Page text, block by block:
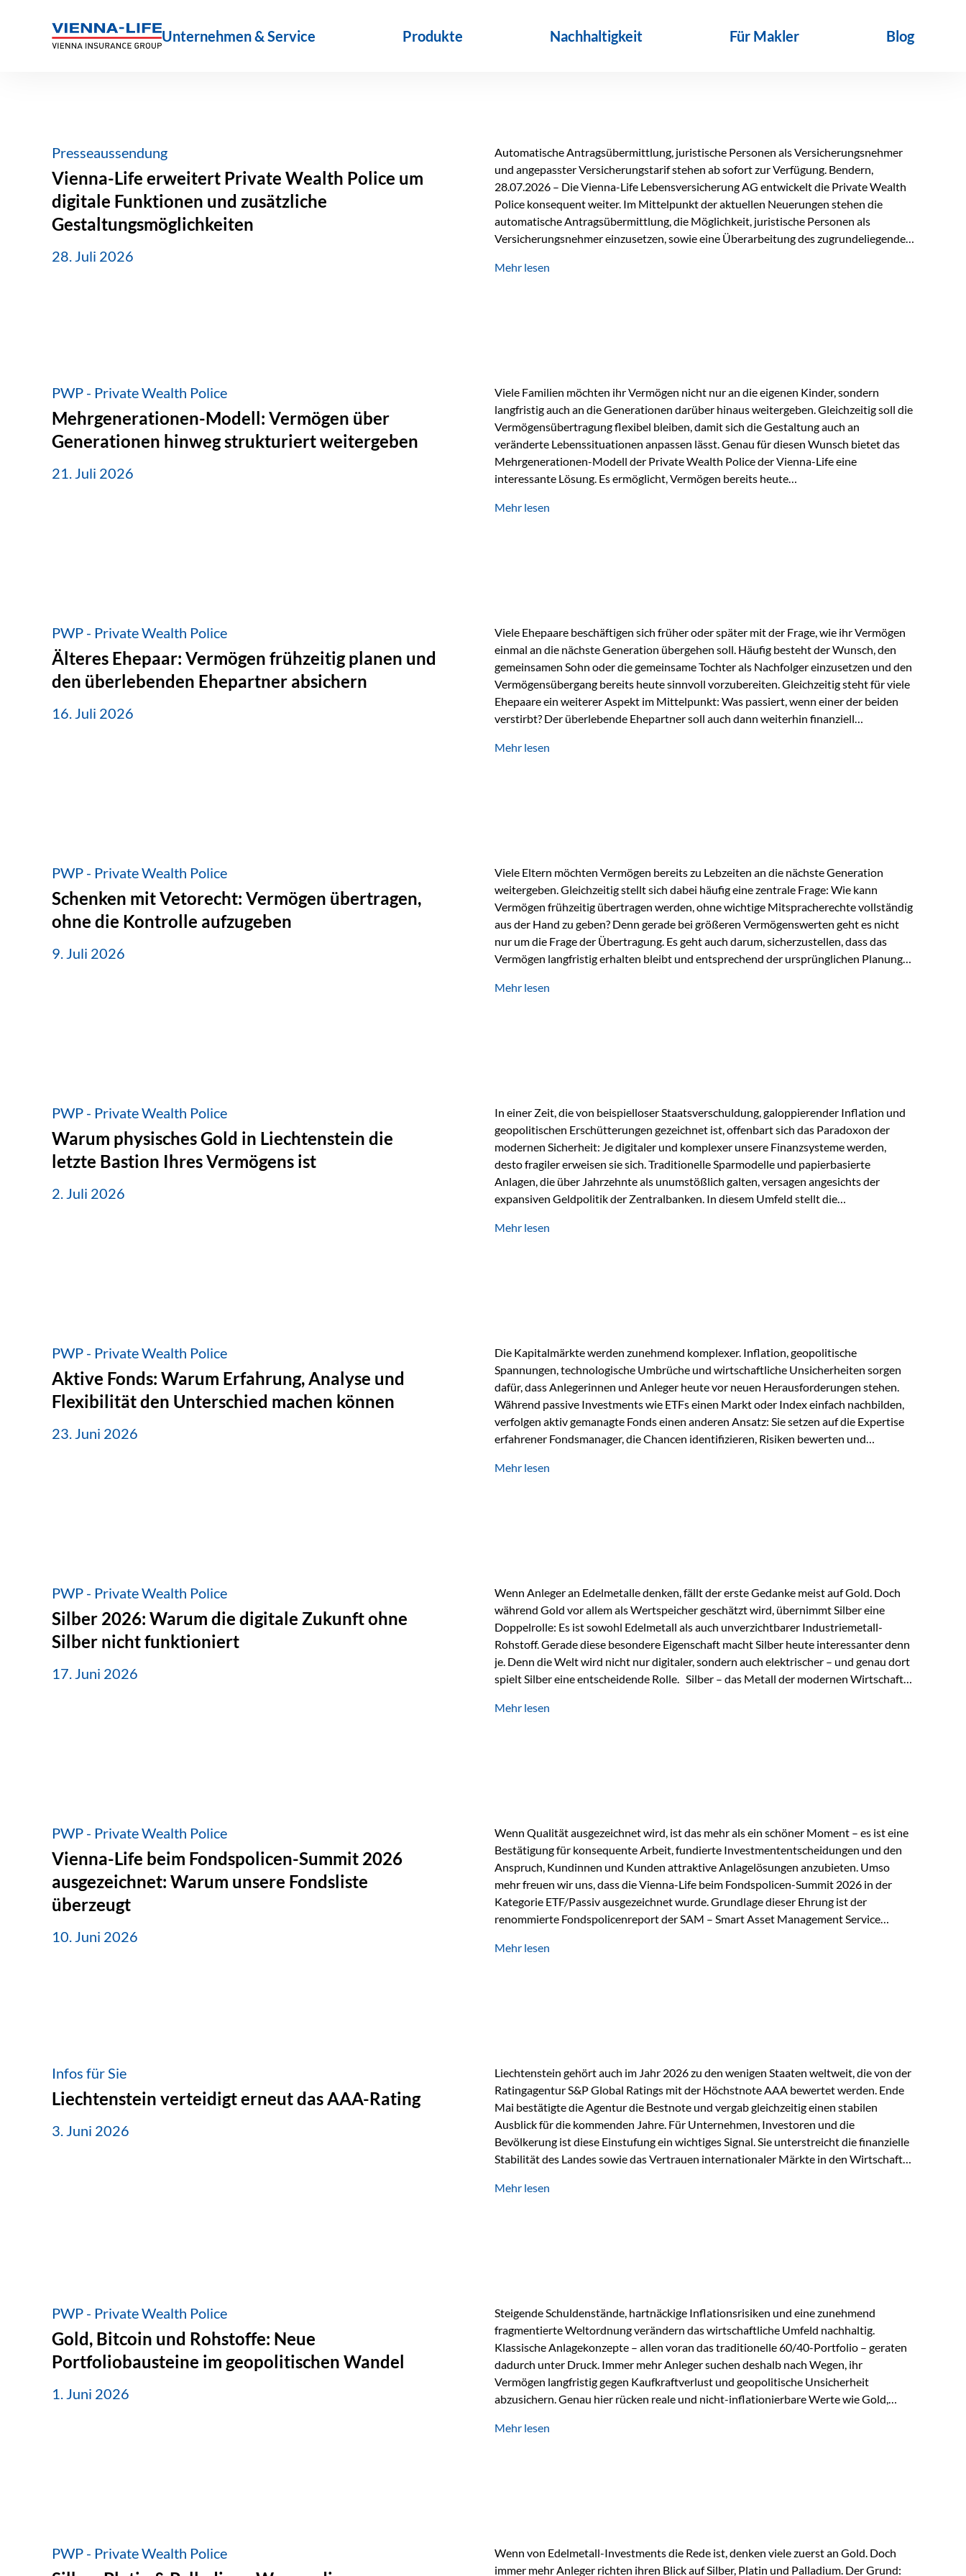
Unternehmen & Service Produkte Nachhaltigkeit Für Makler Blog
Presseaussendung
Vienna-Life erweitert Private Wealth Police um
digitale Funktionen und zusätzliche
Gestaltungsmöglichkeiten
28. Juli 2026
Automatische Antragsübermittlung, juristische Personen als Versicherungsnehmer
und angepasster Versicherungstarif stehen ab sofort zur Verfügung. Bendern,
28.07.2026 – Die Vienna-Life Lebensversicherung AG entwickelt die Private Wealth
Police konsequent weiter. Im Mittelpunkt der aktuellen Neuerungen stehen die
automatische Antragsübermittlung, die Möglichkeit, juristische Personen als
Versicherungsnehmer einzusetzen, sowie eine Überarbeitung des zugrundeliegenden
Abwicklung für Vertriebspartner deutlich effizienter gestaltet. Anträge werden direkt
Mehr lesen
PWP - Private Wealth Police
Mehrgenerationen-Modell: Vermögen über
Generationen hinweg strukturiert weitergeben
21. Juli 2026
Viele Familien möchten ihr Vermögen nicht nur an die eigenen Kinder, sondern
langfristig auch an die Generationen darüber hinaus weitergeben. Gleichzeitig soll die
Vermögensübertragung flexibel bleiben, damit sich die Gestaltung auch an
veränderte Lebenssituationen anpassen lässt. Genau für diesen Wunsch bietet das
Mehrgenerationen-Modell der Private Wealth Police der Vienna-Life eine
interessante Lösung. Es ermöglicht, Vermögen bereits heute
Ausgangssituation Stellen Sie sich folgende Familie vor: Die Großeltern haben über
Mehr lesen
PWP - Private Wealth Police
Älteres Ehepaar: Vermögen frühzeitig planen und
den überlebenden Ehepartner absichern
16. Juli 2026
Viele Ehepaare beschäftigen sich früher oder später mit der Frage, wie ihr Vermögen
einmal an die nächste Generation übergehen soll. Häufig besteht der Wunsch, den
gemeinsamen Sohn oder die gemeinsame Tochter als Nachfolger einzusetzen und den
Vermögensübergang bereits heute sinnvoll vorzubereiten. Gleichzeitig steht für viele
Ehepaare ein weiterer Aspekt im Mittelpunkt: Was passiert, wenn einer der beiden
verstirbt? Der überlebende Ehepartner soll auch dann weiterhin finanziell
können. Genau für diese Ausgangssituation bietet die Private Wealth Police der
Mehr lesen
PWP - Private Wealth Police
Schenken mit Vetorecht: Vermögen übertragen,
ohne die Kontrolle aufzugeben
9. Juli 2026
Viele Eltern möchten Vermögen bereits zu Lebzeiten an die nächste Generation
weitergeben. Gleichzeitig stellt sich dabei häufig eine zentrale Frage: Wie kann
Vermögen frühzeitig übertragen werden, ohne wichtige Mitspracherechte vollständig
aus der Hand zu geben? Denn gerade bei größeren Vermögenswerten geht es nicht
nur um die Frage der Übertragung. Es geht auch darum, sicherzustellen, dass das
Vermögen langfristig erhalten bleibt und entsprechend der ursprünglichen Planung
Ein Vater schenkt seiner Tochter einen Teil seines Vermögens. Einige Jahre später
Mehr lesen
PWP - Private Wealth Police
Warum physisches Gold in Liechtenstein die
letzte Bastion Ihres Vermögens ist
2. Juli 2026
In einer Zeit, die von beispielloser Staatsverschuldung, galoppierender Inflation und
geopolitischen Erschütterungen gezeichnet ist, offenbart sich das Paradoxon der
modernen Sicherheit: Je digitaler und komplexer unsere Finanzsysteme werden,
desto fragiler erweisen sie sich. Traditionelle Sparmodelle und papierbasierte
Anlagen, die über Jahrzehnte als unumstößlich galten, versagen angesichts der
expansiven Geldpolitik der Zentralbanken. In diesem Umfeld stellt die
die modernste und strategisch klügste Antwort auf globale Instabilität. Physische
Mehr lesen
PWP - Private Wealth Police
Aktive Fonds: Warum Erfahrung, Analyse und
Flexibilität den Unterschied machen können
23. Juni 2026
Die Kapitalmärkte werden zunehmend komplexer. Inflation, geopolitische
Spannungen, technologische Umbrüche und wirtschaftliche Unsicherheiten sorgen
dafür, dass Anlegerinnen und Anleger heute vor neuen Herausforderungen stehen.
Während passive Investments wie ETFs einen Markt oder Index einfach nachbilden,
verfolgen aktiv gemanagte Fonds einen anderen Ansatz: Sie setzen auf die Expertise
erfahrener Fondsmanager, die Chancen identifizieren, Risiken bewerten und
geprägt ist, kann diese aktive Herangehensweise einen entscheidenden Mehrwert
Mehr lesen
PWP - Private Wealth Police
Silber 2026: Warum die digitale Zukunft ohne
Silber nicht funktioniert
17. Juni 2026
Wenn Anleger an Edelmetalle denken, fällt der erste Gedanke meist auf Gold. Doch
während Gold vor allem als Wertspeicher geschätzt wird, übernimmt Silber eine
Doppelrolle: Es ist sowohl Edelmetall als auch unverzichtbarer Industriemetall-
Rohstoff. Gerade diese besondere Eigenschaft macht Silber heute interessanter denn
je. Denn die Welt wird nicht nur digitaler, sondern auch elektrischer – und genau dort
spielt Silber eine entscheidende Rolle. Silber – das Metall der modernen Wirtschaft
Eigenschaft macht es für zahlreiche Zukunftstechnologien praktisch unverzichtbar.
Mehr lesen
PWP - Private Wealth Police
Vienna-Life beim Fondspolicen-Summit 2026
ausgezeichnet: Warum unsere Fondsliste
überzeugt
10. Juni 2026
Wenn Qualität ausgezeichnet wird, ist das mehr als ein schöner Moment – es ist eine
Bestätigung für konsequente Arbeit, fundierte Investmententscheidungen und den
Anspruch, Kundinnen und Kunden attraktive Anlagelösungen anzubieten. Umso
mehr freuen wir uns, dass die Vienna-Life beim Fondspolicen-Summit 2026 in der
Kategorie ETF/Passiv ausgezeichnet wurde. Grundlage dieser Ehrung ist der
renommierte Fondspolicenreport der SAM – Smart Asset Management Service
und verglichen wurden. Das Ergebnis: Die ETF-Auswahl der Vienna-Life zählt zu den
Mehr lesen
Infos für Sie
Liechtenstein verteidigt erneut das AAA-Rating
3. Juni 2026
Liechtenstein gehört auch im Jahr 2026 zu den wenigen Staaten weltweit, die von der
Ratingagentur S&P Global Ratings mit der Höchstnote AAA bewertet werden. Ende
Mai bestätigte die Agentur die Bestnote und vergab gleichzeitig einen stabilen
Ausblick für die kommenden Jahre. Für Unternehmen, Investoren und die
Bevölkerung ist diese Einstufung ein wichtiges Signal. Sie unterstreicht die finanzielle
Stabilität des Landes sowie das Vertrauen internationaler Märkte in den Wirtschafts-
Herausforderungen Die weltwirtschaftlichen Rahmenbedingungen bleiben
Mehr lesen
PWP - Private Wealth Police
Gold, Bitcoin und Rohstoffe: Neue
Portfoliobausteine im geopolitischen Wandel
1. Juni 2026
Steigende Schuldenstände, hartnäckige Inflationsrisiken und eine zunehmend
fragmentierte Weltordnung verändern das wirtschaftliche Umfeld nachhaltig.
Klassische Anlagekonzepte – allen voran das traditionelle 60/40-Portfolio – geraten
dadurch unter Druck. Immer mehr Anleger suchen deshalb nach Wegen, ihr
Vermögen langfristig gegen Kaufkraftverlust und geopolitische Unsicherheit
abzusichern. Genau hier rücken reale und nicht-inflationierbare Werte wie Gold,
Rolle zurück Gold erlebt derzeit eine bemerkenswerte Renaissance als monetärer
Mehr lesen
PWP - Private Wealth Police
Wenn von Edelmetall-Investments die Rede ist, denken viele zuerst an Gold. Doch
immer mehr Anleger richten ihren Blick auf Silber, Platin und Palladium. Der Grund: